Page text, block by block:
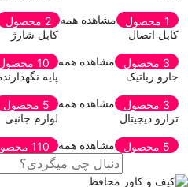
1 محصول مشاهده همه 2 محصول
کابل اتصال
3 محصول مشاهده همه
کابل شارژ
10 محصول
جارو رباتیک
3 محصول مشاهده همه
پایه
5 محصول
ترازو دیجیتال
5 محصول مشاهده همه
لوازم جانبی
110 محصول